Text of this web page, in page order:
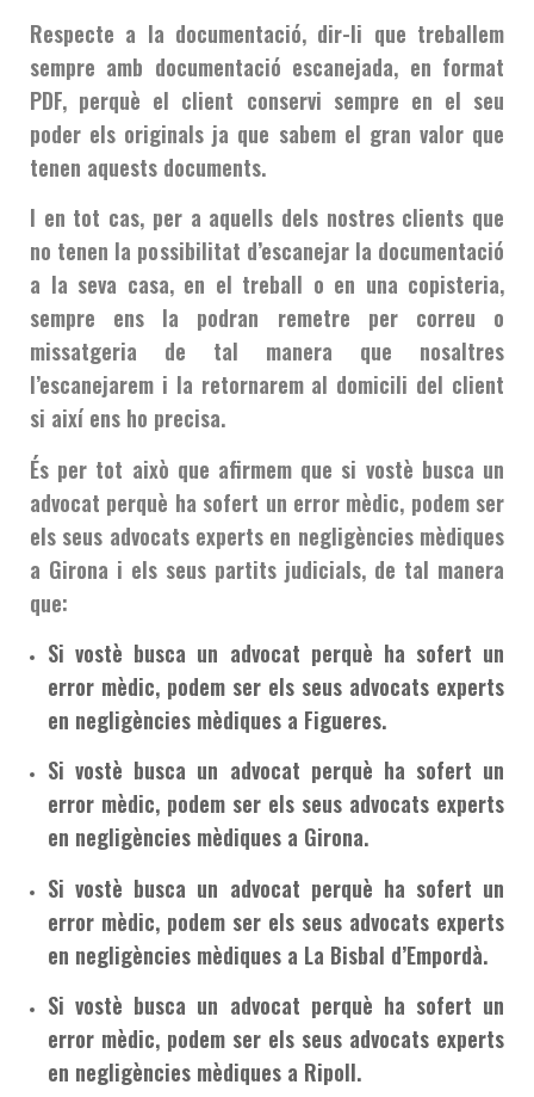
Respecte a la documentació, dir-li que treballem
sempre amb documentació escanejada, en format
PDF, perquè el client conservi sempre en el seu
poder els originals ja que sabem el gran valor que
tenen aquests documents.
I en tot cas, per a aquells dels nostres clients que
no tenen la possibilitat d’escanejar la documentació
a la seva casa, en el treball o en una copisteria,
sempre ens la podran remetre per correu o
missatgeria de tal manera que nosaltres
l’escanejarem i la retornarem al domicili del client
si així ens ho precisa.
És per tot això que afirmem que si vostè busca un
advocat perquè ha sofert un error mèdic, podem ser
els seus advocats experts en negligències mèdiques
a Girona i els seus partits judicials, de tal manera
que:
Si vostè busca un advocat perquè ha sofert un
error mèdic, podem ser els seus advocats experts
en negligències mèdiques a Figueres.
Si vostè busca un advocat perquè ha sofert un
error mèdic, podem ser els seus advocats experts
en negligències mèdiques a Girona.
Si vostè busca un advocat perquè ha sofert un
error mèdic, podem ser els seus advocats experts
en negligències mèdiques a La Bisbal d’Empordà.
Si vostè busca un advocat perquè ha sofert un
error mèdic, podem ser els seus advocats experts
en negligències mèdiques a Ripoll.